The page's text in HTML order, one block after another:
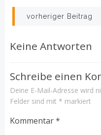
Beitrags-
Navigation
vorheriger Beitrag
Keine Antworten
Schreibe einen
Deine E-Mail-Adresse wird
Felder sind mit * markiert
Kommentar*